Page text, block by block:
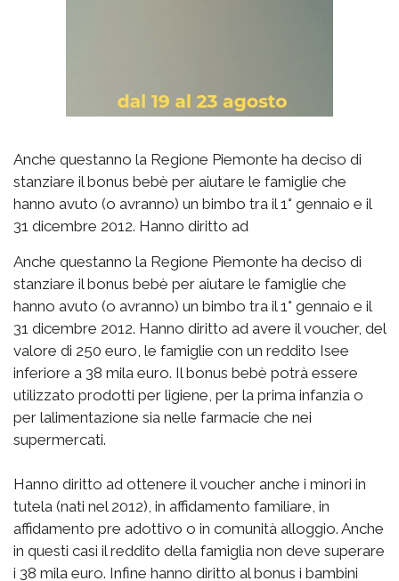
Anche questanno la Regione Piemonte ha deciso di
stanziare il bonus bebè per aiutare le famiglie che
hanno avuto (o avranno) un bimbo tra il 1° gennaio e il
31 dicembre 2012. Hanno diritto ad
Anche questanno la Regione Piemonte ha deciso di
stanziare il bonus bebè per aiutare le famiglie che
hanno avuto (o avranno) un bimbo tra il 1° gennaio e il
31 dicembre 2012. Hanno diritto ad avere il voucher, del
valore di 250 euro, le famiglie con un reddito Isee
inferiore a 38 mila euro. Il bonus bebè potrà essere
utilizzato prodotti per ligiene, per la prima infanzia o
per lalimentazione sia nelle farmacie che nei
supermercati.
Hanno diritto ad ottenere il voucher anche i minori in
tutela (nati nel 2012), in affidamento familiare, in
affidamento pre adottivo o in comunità alloggio. Anche
in questi casi il reddito della famiglia non deve superare
i 38 mila euro. Infine hanno diritto al bonus i bambini